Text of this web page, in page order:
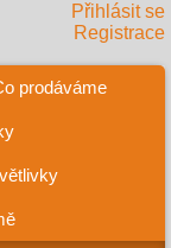
Přihlásit se
Registrace
prodáváme